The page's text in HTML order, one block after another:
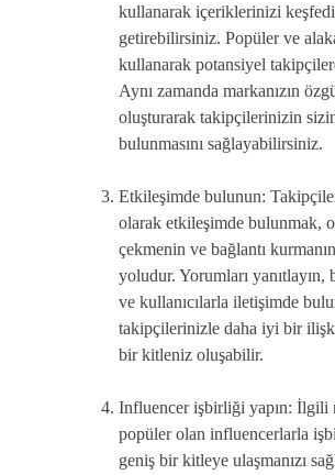
kullanarak içeriklerinizi
getirebilirsiniz. Popüler ve
kullanarak potansiyel
Aynı zamanda markanızın
oluşturarak takipçilerinizin
bulunmasını sağlayabilirsiniz.
Etkileşimde bulunun:
olarak etkileşimde bulunmak,
çekmenin ve bağlantı
yoludur. Yorumları yanıtlayın,
ve kullanıcılarla iletişimde
takipçilerinizle daha iyi bir
bir kitleniz oluşabilir.
Influencer işbirliği yapın: İlgili
popüler olan influencerlarla
geniş bir kitleye ulaşmanızı